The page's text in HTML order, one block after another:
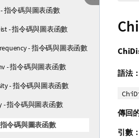
指令碼與圖表函數
- 指令碼與圖表函數
- 指令碼與圖表函數
- 指令碼與圖表函數
- 指令碼與圖表函數
- 指令碼與圖表函數
令碼與圖表函數
語法：
傳回
引數：